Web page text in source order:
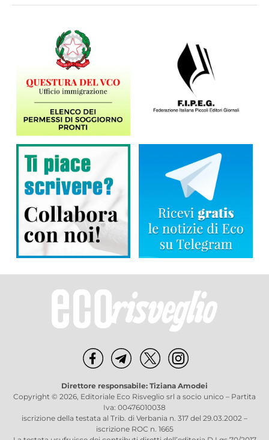
Direttore responsabile: Tiziana Amodei
Copyright © 2026, Editoriale Eco Risveglio srl a socio unico – Partita
Iva: 00476010038
iscrizione della testata al Trib. di Verbania n. 317 del 29.03.2002 –
iscrizione ROC n. 1665